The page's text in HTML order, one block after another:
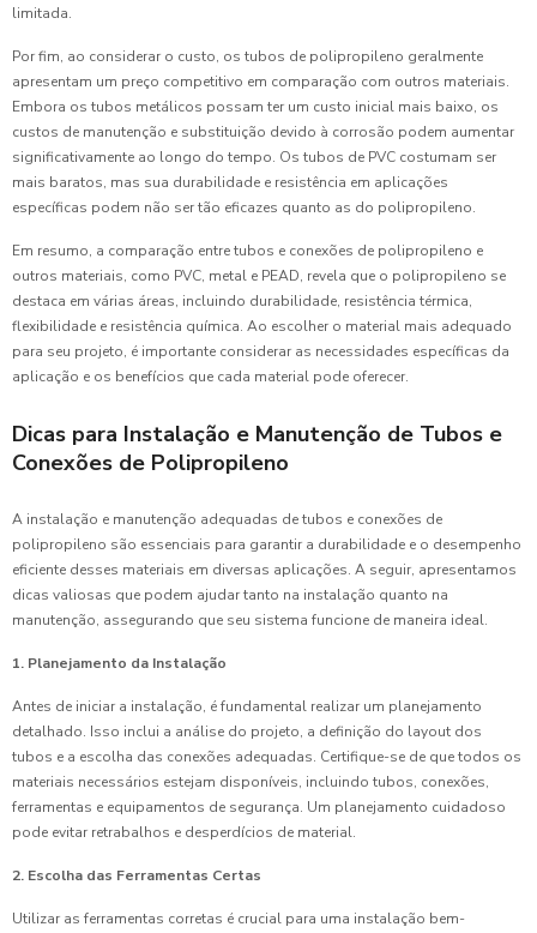
limitada.
Por fim, ao considerar o custo, os tubos de polipropileno geralmente
apresentam um preço competitivo em comparação com outros materiais.
Embora os tubos metálicos possam ter um custo inicial mais baixo, os
custos de manutenção e substituição devido à corrosão podem aumentar
significativamente ao longo do tempo. Os tubos de PVC costumam ser
mais baratos, mas sua durabilidade e resistência em aplicações
específicas podem não ser tão eficazes quanto as do polipropileno.
Em resumo, a comparação entre tubos e conexões de polipropileno e
outros materiais, como PVC, metal e PEAD, revela que o polipropileno se
destaca em várias áreas, incluindo durabilidade, resistência térmica,
flexibilidade e resistência química. Ao escolher o material mais adequado
para seu projeto, é importante considerar as necessidades específicas da
aplicação e os benefícios que cada material pode oferecer.
Dicas para Instalação e Manutenção de Tubos e
Conexões de Polipropileno
A instalação e manutenção adequadas de tubos e conexões de
polipropileno são essenciais para garantir a durabilidade e o desempenho
eficiente desses materiais em diversas aplicações. A seguir, apresentamos
dicas valiosas que podem ajudar tanto na instalação quanto na
manutenção, assegurando que seu sistema funcione de maneira ideal.
1. Planejamento da Instalação
Antes de iniciar a instalação, é fundamental realizar um planejamento
detalhado. Isso inclui a análise do projeto, a definição do layout dos
tubos e a escolha das conexões adequadas. Certifique-se de que todos os
materiais necessários estejam disponíveis, incluindo tubos, conexões,
ferramentas e equipamentos de segurança. Um planejamento cuidadoso
pode evitar retrabalhos e desperdícios de material.
2. Escolha das Ferramentas Certas
Utilizar as ferramentas corretas é crucial para uma instalação bem-